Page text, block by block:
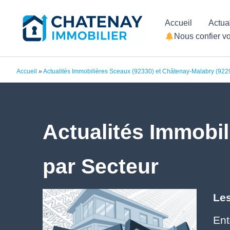
contenu
Accueil
Nous confier
Accueil »Actualités Immobilières Sceaux (92330) et Châtenay-Malabry
Actualités
par Secteur